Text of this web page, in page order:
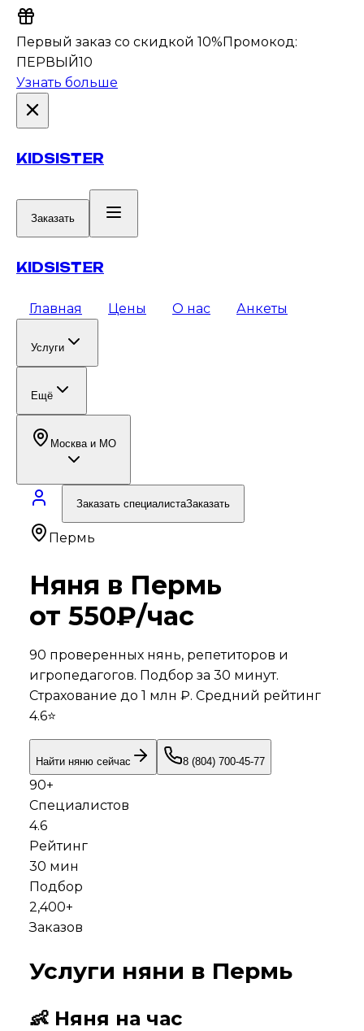
Первый заказ со скидкой 10%Промокод:
ПЕРВЫЙ10
Узнать больше
KIDSISTER
Заказать
KIDSISTER
Главная Цены О нас Анкеты
Услуги
Ещё
Москва и МО
Заказать специалистаЗаказать
Пермь
Няня в Пермь
от 550₽/час
90 проверенных нянь, репетиторов и
игропедагогов. Подбор за 30 минут.
Страхование до 1 млн ₽. Средний рейтинг
4.6⭐
Найти няню сейчас 8 (804) 700-45-77
90+
Специалистов
4.6
Рейтинг
30 мин
Подбор
2,400+
Заказов
Услуги няни в Пермь
👶 Няня на час